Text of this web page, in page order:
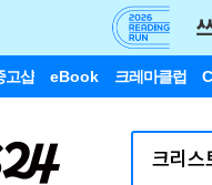
고샵 eBook 크레마클럽